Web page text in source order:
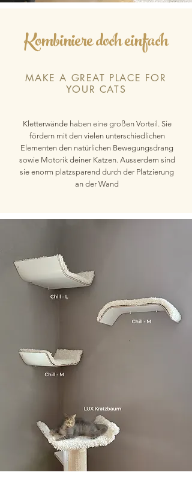
Kombiniere doch einfach
MAKE A GREAT PLACE FOR
YOUR CATS
Kletterwände haben eine großen Vorteil. Sie
fördern mit den vielen unterschiedlichen
Elementen den natürlichen Bewegungsdrang
sowie Motorik deiner Katzen. Ausserdem sind
sie enorm platzsparend durch der Platzierung
an der Wand